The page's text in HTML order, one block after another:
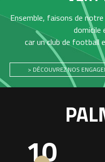
Ensemble, faisons de
domicile
car un club de football
> DÉCOUVREZ NOS
10